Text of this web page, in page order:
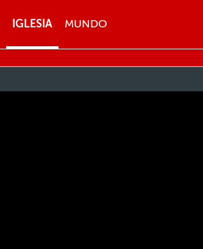
IGLESIA MUNDO